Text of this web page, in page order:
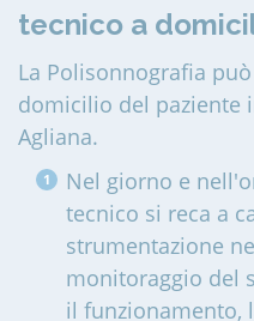
tecnico a
La Polisonnografia
domicilio del paziente
Agliana.
Nel giorno e
tecnico si reca a
strumentazione
monitoraggio del
il funzionamento,